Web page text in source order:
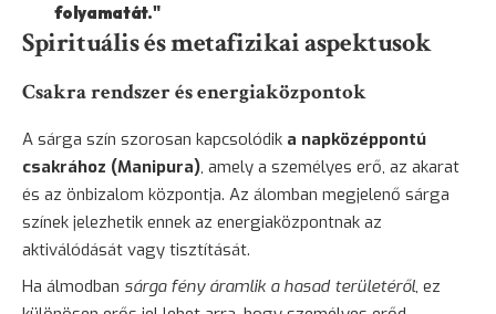
folyamatát."
Spirituális és metafizikai aspektusok
Csakra rendszer és energiaközpontok
A sárga szín szorosan kapcsolódik a napközéppontú
csakrához (Manipura), amely a személyes erő, az akarat
és az önbizalom központja. Az álomban megjelenő sárga
színek jelezhetik ennek az energiaközpontnak az
aktiválódását vagy tisztítását.
Ha álmodban sárga fény áramlik a hasad területéről, ez